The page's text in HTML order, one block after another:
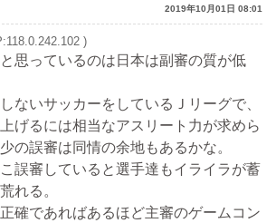
2019年10月01日 08:01
)
思っているのは日本は副審の質が低
ないサッカーをしているＪリーグで、
げるには相当なアスリート力が求めら
の誤審は同情の余地もあるかな。
誤審していると選手達もイライラが蓄
れる。
確であればあるほど主審のゲームコン